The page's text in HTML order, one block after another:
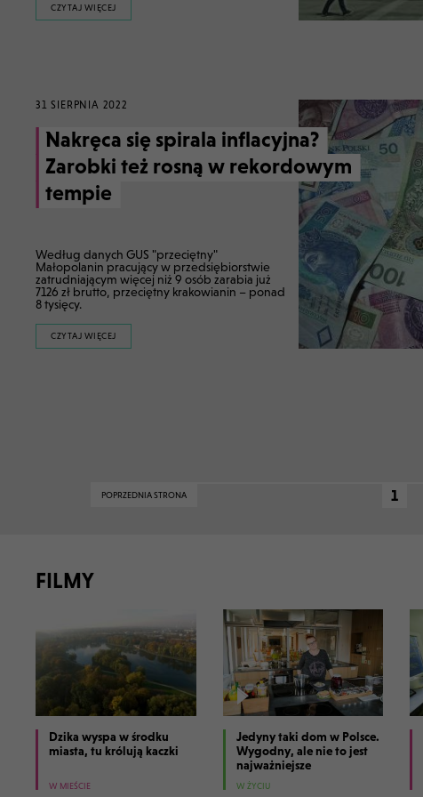
CZYTAJ WIĘCEJ
31 SIERPNIA 2022
Nakręca się spirala inflacyjna?
Zarobki też rosną w rekordowym
tempie
Według danych GUS "przeciętny"
Małopolanin pracujący w przedsiębiorstwie
zatrudniającym więcej niż 9 osób zarabia już
7126 zł brutto, przeciętny krakowianin – ponad
8 tysięcy.
CZYTAJ WIĘCEJ
POPRZEDNIA STRONA 1
FILMY
Dzika wyspa w środku
miasta, tu królują kaczki
W MIEŚCIE
Jedyny taki dom w Polsce.
Wygodny, ale nie to jest
najważniejsze
W ŻYCIU